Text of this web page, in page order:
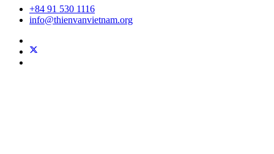
+84 91 530 1116
info@thienvanvietnam.org